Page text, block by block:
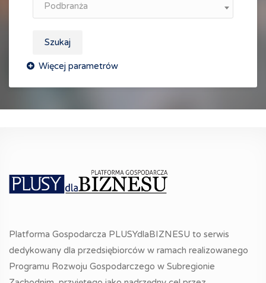
Podbranża
Szukaj
Platforma Gospodarcza PLUSYdlaBIZNESU to serwis
dedykowany dla przedsiębiorców w ramach realizowanego
Programu Rozwoju Gospodarczego w Subregionie